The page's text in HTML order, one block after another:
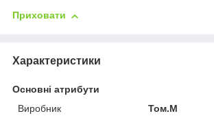
Приховати
Характеристики
Основні атрибути
Виробник
Том.М